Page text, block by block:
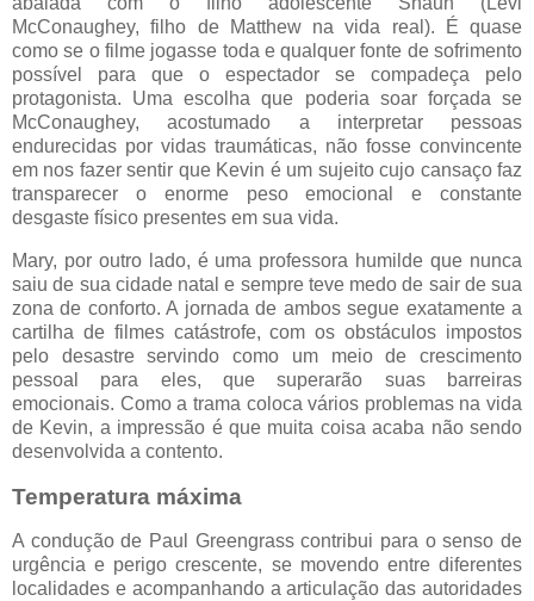
McConaughey, filho de Matthew na vida real). É quase
como se o filme jogasse toda e qualquer fonte de sofrimento
possível para que o espectador se compadeça pelo
protagonista. Uma escolha que poderia soar forçada se
McConaughey, acostumado a interpretar pessoas
endurecidas por vidas traumáticas, não fosse convincente
em nos fazer sentir que Kevin é um sujeito cujo cansaço faz
transparecer o enorme peso emocional e constante
desgaste físico presentes em sua vida.
Mary, por outro lado, é uma professora humilde que nunca
saiu de sua cidade natal e sempre teve medo de sair de sua
zona de conforto. A jornada de ambos segue exatamente a
cartilha de filmes catástrofe, com os obstáculos impostos
pelo desastre servindo como um meio de crescimento
pessoal para eles, que superarão suas barreiras
emocionais. Como a trama coloca vários problemas na vida
de Kevin, a impressão é que muita coisa acaba não sendo
desenvolvida a contento.
Temperatura máxima
A condução de Paul Greengrass contribui para o senso de
urgência e perigo crescente, se movendo entre diferentes
localidades e acompanhando a articulação das autoridades